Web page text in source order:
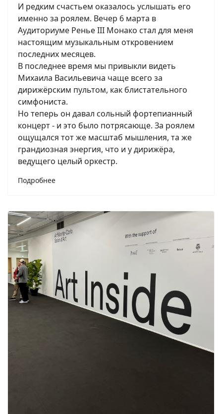
И редким счастьем оказалось услышать его
именно за роялем. Вечер 6 марта в
Аудиториуме Ренье III Монако стал для меня
настоящим музыкальным откровением
последних месяцев.
В последнее время мы привыкли видеть
Михаила Васильевича чаще всего за
дирижёрским пультом, как блистательного
симфониста.
Но теперь он давал сольный фортепианный
концерт - и это было потрясающе. За роялем
ощущался тот же масштаб мышления, та же
грандиозная энергия, что и у дирижёра,
ведущего целый оркестр.
Подробнее